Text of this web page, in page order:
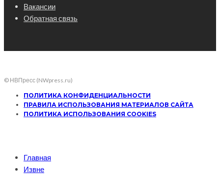
Вакансии
Обратная связь
© НВПресс (NWpress.ru)
ПОЛИТИКА КОНФИДЕНЦИАЛЬНОСТИ
ПРАВИЛА ИСПОЛЬЗОВАНИЯ МАТЕРИАЛОВ САЙТА
ПОЛИТИКА ИСПОЛЬЗОВАНИЯ COOKIES
Главная
Извне